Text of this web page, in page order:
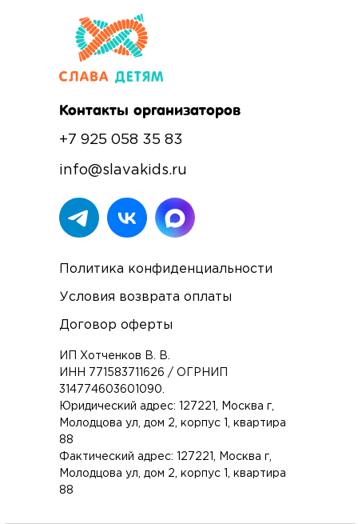
info@slavakids.ru
Контакты организаторов
+7 925 058 35 83
ИП Хотченков В. В.
ИНН 771583711626 / ОГРНИП
314774603601090.
Юридический адрес: 127221, Москва г,
Молодцова ул, дом 2, корпус 1, квартира
88
Фактический адрес: 127221, Москва г,
Молодцова ул, дом 2, корпус 1, квартира
88
Политика конфиденциальности
Условия возврата оплаты
Договор оферты